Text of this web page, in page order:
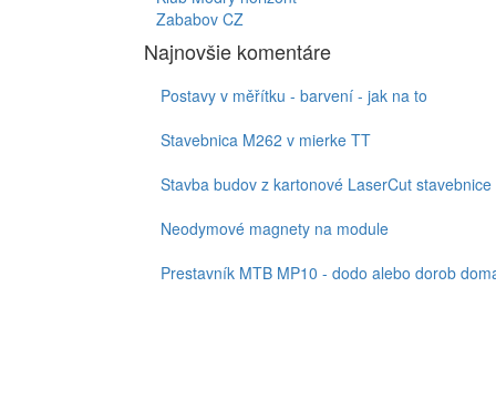
Zababov CZ
Najnovšie komentáre
Postavy v měřítku - barvení - jak na to
Stavebnica M262 v mierke TT
Stavba budov z kartonové LaserCut stavebnice
Neodymové magnety na module
Prestavník MTB MP10 - dodo alebo dorob